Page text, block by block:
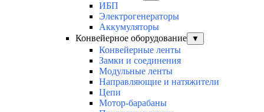
ИБП
Электрогенераторы
Аккумуляторы
Конвейерное оборудование
▼
Конвейерные ленты
Замки и соединения
Модульные ленты
Направляющие и натяжители
Цепи
Мотор-барабаны